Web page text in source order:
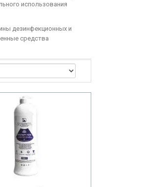
использования
дезинфекционных и
средства